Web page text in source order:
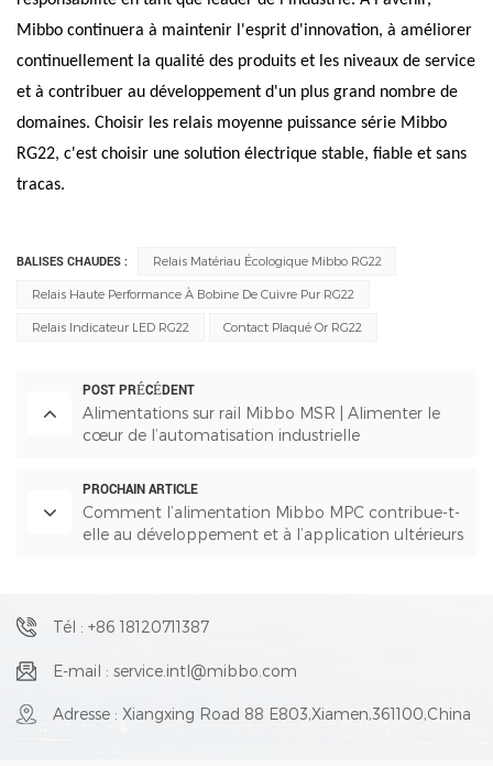
Mibbo continuera à maintenir l'esprit d'innovation, à améliorer
continuellement la qualité des produits et les niveaux de service
et à contribuer au développement d'un plus grand nombre de
domaines. Choisir les relais moyenne puissance série Mibbo
RG22, c'est choisir une solution électrique stable, fiable et sans
tracas.
BALISES CHAUDES : Relais Matériau Écologique Mibbo RG22
Relais Haute Performance À Bobine De Cuivre Pur RG22
Relais Indicateur LED RG22 Contact Plaqué Or RG22
POST PRÉCÉDENT
Alimentations sur rail Mibbo MSR | Alimenter le
cœur de l’automatisation industrielle
PROCHAIN ARTICLE
Comment l’alimentation Mibbo MPC contribue-t-
elle au développement et à l’application ultérieurs
Tél : +86 18120711387
E-mail : service.intl@mibbo.com
Adresse : Xiangxing Road 88 E803,Xiamen,361100,China